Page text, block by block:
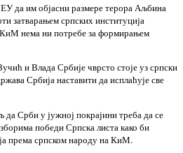
ЕУ да им објасни размере терора Аљбина
затварањем српских институција
КиМ нема ни потребе за формирањем
и Влада Србије чврсто стоје уз српски
Србија наставити да исплаћује све
да Срби у јужној покрајини треба да се
победи Српска листа како би
према српском народу на КиМ.